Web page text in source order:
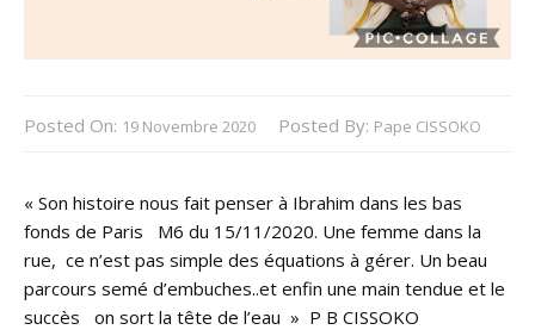
Posted On: 19 Novembre 2020 Posted By: Pape CISSOKO
« Son histoire nous fait penser à Ibrahim dans les bas
fonds de Paris M6 du 15/11/2020. Une femme dans la
rue, ce n’est pas simple des équations à gérer. Un beau
parcours semé d’embuches..et enfin une main tendue et le
succès on sort la tête de l’eau » P B CISSOKO